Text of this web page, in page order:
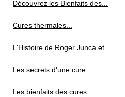
Découvrez les Bienfaits des...
Cures thermales...
L'Histoire de Roger Junca et...
Les secrets d'une cure...
Les bienfaits des cures...